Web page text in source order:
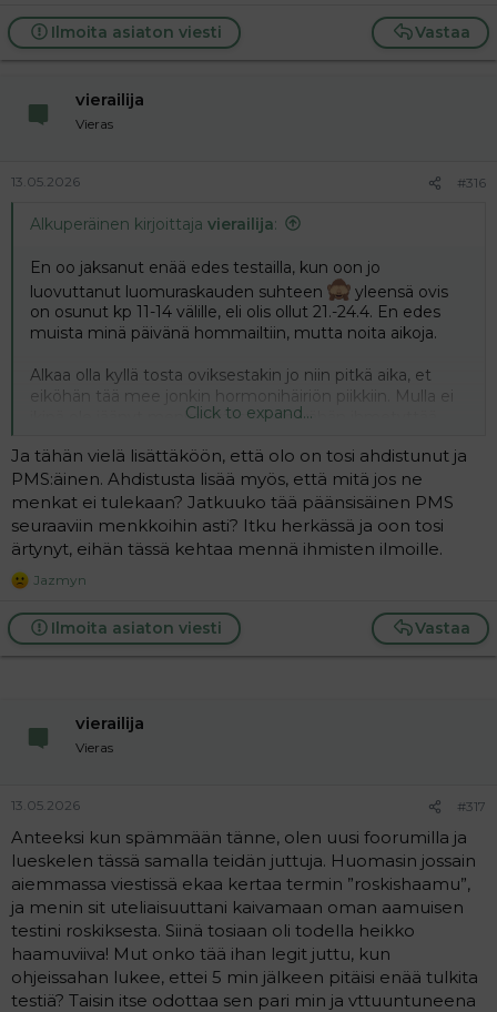
Vastaa
Ilmoita asiaton viesti
vierailija
Vieras
13.05.2026 #316
Alkuperäinen kirjoittaja vierailija:
En oo jaksanut enää edes testailla, kun oon jo
luovuttanut luomuraskauden suhteen
yleensä ovis
on osunut kp 11-14 välille, eli olis ollut 21.-24.4. En edes
muista minä päivänä hommailtiin, mutta noita aikoja.
Alkaa olla kyllä tosta oviksestakin jo niin pitkä aika, et
eiköhän tää mee jonkin hormonihäiriön piikkiin. Mulla ei
ikinä ole jäänyt menkat välistä, niin vähän ihmetyttää.
Click to expand...
Ja tähän vielä lisättäköön, että olo on tosi ahdistunut ja
PMS:äinen. Ahdistusta lisää myös, että mitä jos ne
menkat ei tulekaan? Jatkuuko tää päänsisäinen PMS
seuraaviin menkkoihin asti? Itku herkässä ja oon tosi
ärtynyt, eihän tässä kehtaa mennä ihmisten ilmoille.
R
a
c
t
Jazmyn
Vastaa
Ilmoita asiaton viesti
vierailija
Vieras
13.05.2026 #317
Anteeksi kun spämmään tänne, olen uusi foorumilla ja
lueskelen tässä samalla teidän juttuja. Huomasin jossain
aiemmassa viestissä ekaa kertaa termin ”roskishaamu”,
ja menin sit uteliaisuuttani kaivamaan oman aamuisen
testini roskiksesta. Siinä tosiaan oli todella heikko
haamuviiva! Mut onko tää ihan legit juttu, kun
ohjeissahan lukee, ettei 5 min jälkeen pitäisi enää tulkita
testiä? Taisin itse odottaa sen pari min ja vttuuntuneena